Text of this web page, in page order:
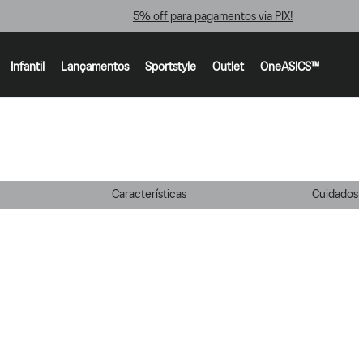
5% off para pagamentos via PIX!
Infantil Lançamentos Sportstyle Outlet OneASICS™
Características Cuidados